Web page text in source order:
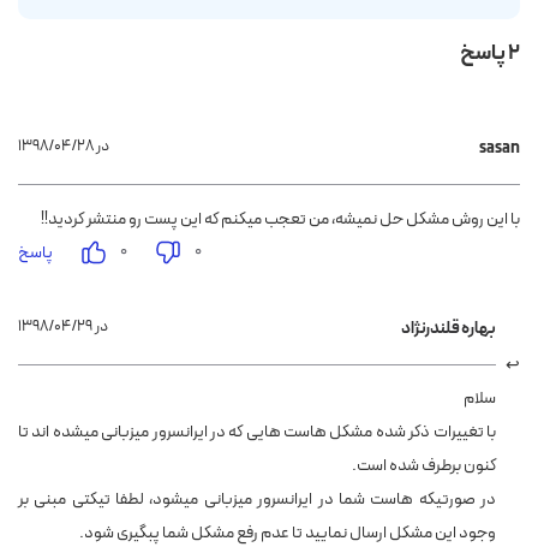
2 پاسخ
sasan ۱۳۹۸/۰۴/۲۸ در
با این روش مشکل حل نمیشه، من تعجب میکنم که این پست رو منتشر کردید!!
۰
۰ پاسخ
بهاره قلندرنژاد ۱۳۹۸/۰۴/۲۹ در
سلام
با تغییرات ذکر شده مشکل هاست هایی که در ایرانسرور میزبانی میشده اند تا
کنون برطرف شده است.
در صورتیکه هاست شما در ایرانسرور میزبانی میشود، لطفا تیکتی مبنی بر
وجود این مشکل ارسال نمایید تا عدم رفع مشکل شما پبگیری شود.